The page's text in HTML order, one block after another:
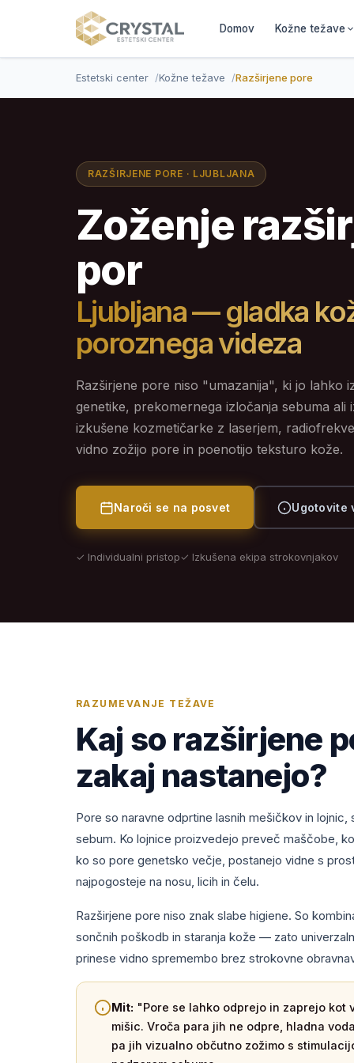
Domov Kožne težave
Estetski center Kožne težave Razširjene pore
RAZŠIRJENE PORE · LJUBLJANA
Zoženje
por
Ljubljana — gladka
poroznega videza
Razširjene pore niso "umazanija", ki jo lahko
genetike, prekomernega izločanja sebuma ali
izkušene kozmetičarke z laserjem,
vidno zožijo pore in poenotijo teksturo kože.
Naroči se na posvet Ugotovite
✓ Individualni pristop✓ Izkušena ekipa strokovnjakov
RAZUMEVANJE TEŽAVE
Kaj so razširjene
zakaj nastanejo?
Pore so naravne odprtine lasnih mešičkov in
sebum. Ko lojnice proizvedejo preveč maščobe,
ko so pore genetsko večje, postanejo vidne s
najpogosteje na nosu, licih in čelu.
Razširjene pore niso znak slabe higiene. So
sončnih poškodb in staranja kože — zato
prinese vidno spremembo brez strokovne
Mit: "Pore se lahko odprejo in zaprejo kot
mišic. Vroča para jih ne odpre, hladna
pa jih vizualno občutno zožimo s